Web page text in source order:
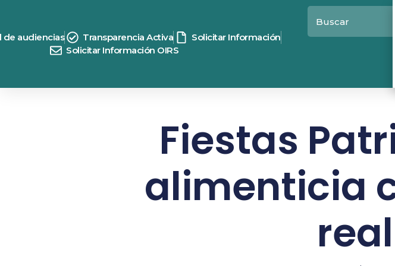
de audiencias Transparencia Activa
Solicitar Información
Solicitar Información OIRS
Fiestas
alimenticia